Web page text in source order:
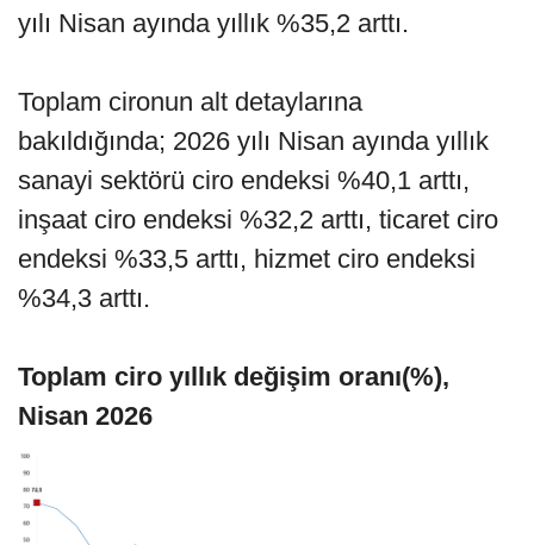
yılı Nisan ayında yıllık %35,2 arttı.
Toplam cironun alt detaylarına
bakıldığında; 2026 yılı Nisan ayında yıllık
sanayi sektörü ciro endeksi %40,1 arttı,
inşaat ciro endeksi %32,2 arttı, ticaret ciro
endeksi %33,5 arttı, hizmet ciro endeksi
%34,3 arttı.
Toplam ciro yıllık değişim oranı(%),
Nisan 2026